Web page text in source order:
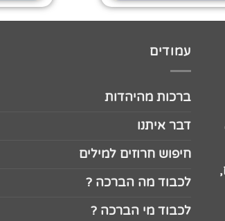
עמודים
ברכות מהיהדות
דבר איתנו
חיפוש חרוזים למילים
לכבוד מה הברכה ?
לכבוד מי הברכה ?